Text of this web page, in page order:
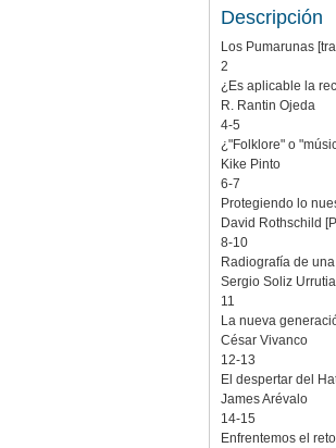
Descripción
Los Pumarunas
2
¿Es aplicable la
R. Rantin Ojeda
4-5
¿"Folklore" o
Kike Pinto
6-7
Protegiendo lo
David Rothschild
8-10
Radiografía de
Sergio Soliz
11
La nueva
César Vivanco
12-13
El despertar del
James Arévalo
14-15
Enfrentemos el